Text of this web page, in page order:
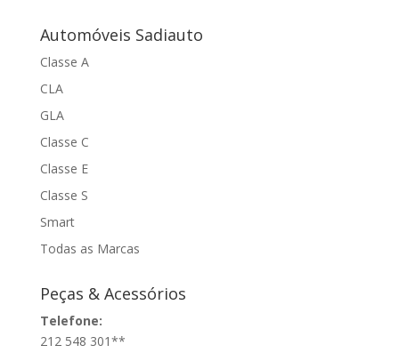
Automóveis Sadiauto
Classe A
CLA
GLA
Classe C
Classe E
Classe S
Smart
Todas as Marcas
Peças & Acessórios
Telefone:
212 548 301**